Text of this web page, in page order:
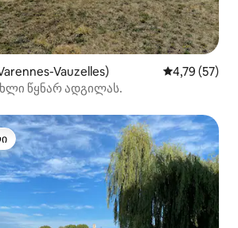
Vauzelles) საშუალო
4,79 (57)
წყნარ ადგილას.